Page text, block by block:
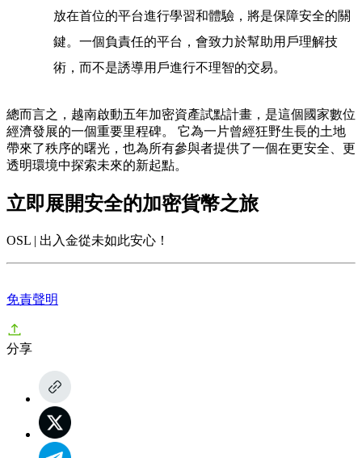
放在首位的平台進行學習和體驗，將是保障安全的關
鍵。一個負責任的平台，會致力於幫助用戶理解技
術，而不是誘導用戶進行不理智的交易。
總而言之， 越南啟動五年加密資產試點計畫 ，是這個國家數位
經濟發展的一個重要里程碑。 它為一片曾經狂野生長的土地
帶來了秩序的曙光，也為所有參與者提供了一個在更安全、更
透明環境中探索未來的新起點。
立即展開安全的加密貨幣之旅
OSL | 出入金從未如此安心！
免責聲明
分享